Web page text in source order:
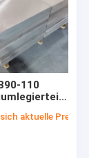
110
aktuelle Preis